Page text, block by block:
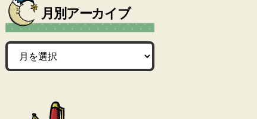
月別アーカイブ